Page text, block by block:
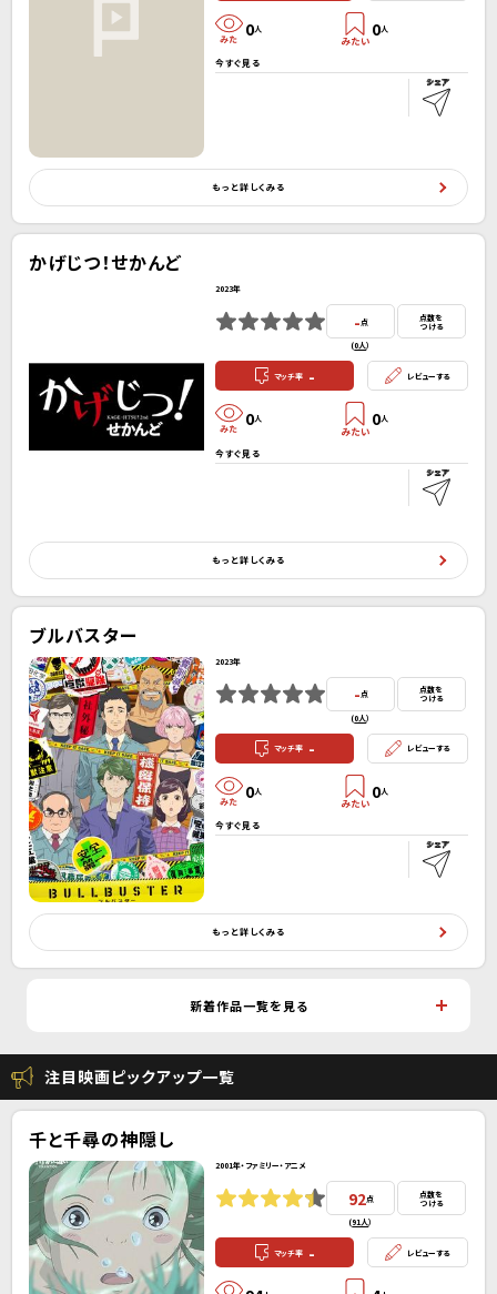
0人 0人
今すぐ見る
もっと詳しくみる
かげじつ！せかんど
2023年
- 点
(0人）
点数を
つける
マッチ率 - レビューする
0人 0人
今すぐ見る
もっと詳しくみる
ブルバスター
2023年
-点
(0人）
点数を
つける
マッチ率 - レビューする
0人 0人
今すぐ見る
もっと詳しくみる
新着作品一覧を見る
注目映画ピックアップ一覧
千と千尋の神隠し
2001年・ファミリー・アニメ
92点
(91人）
点数を
つける
マッチ率 - レビューする